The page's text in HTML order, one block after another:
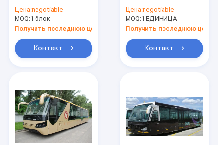
автобуса аэропорта
двери места 6
двигателя дизеля
14
Цена:negotiable
MOQ:1 блок
Получить последнюю цену
Контакт
наш дизайн более
особенный и цене
конкурсн
Цена:negotiable
MOQ:1 ЕДИНИЦА
Получить последнюю цену
Контакт